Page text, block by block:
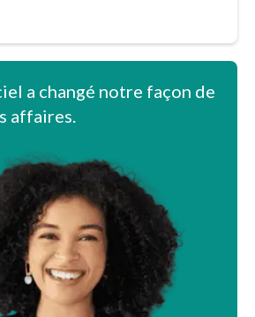
a changé notre façon de
affaires.